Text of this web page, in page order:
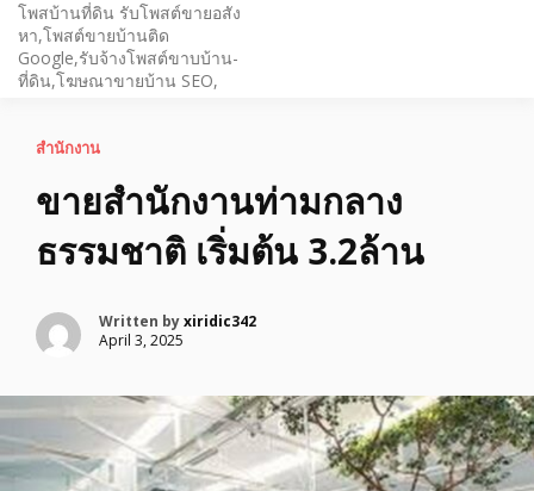
โพสบ้านที่ดิน รับโพสต์ขายอสัง
หา,โพสต์ขายบ้านติด
Google,รับจ้างโพสต์ขาบบ้าน-
ที่ดิน,โฆษณาขายบ้าน SEO,
สำนักงาน
ขายสำนักงานท่ามกลาง
ธรรมชาติ เริ่มต้น 3.2ล้าน
Written byxiridic342
April 3, 2025